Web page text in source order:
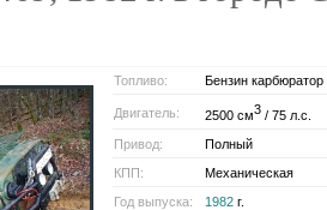
Топливо: Бензин карбюратор
Двигатель: 2500 см3 / 75 л.с.
Привод:
Полный
КПП:
Механическая
Год выпуска:
1982 г.